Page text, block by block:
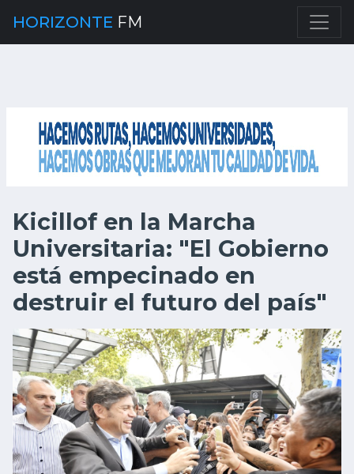
HORIZONTE FM
Kicillof en la Marcha
Universitaria: "El Gobierno
está empecinado en
destruir el futuro del país"